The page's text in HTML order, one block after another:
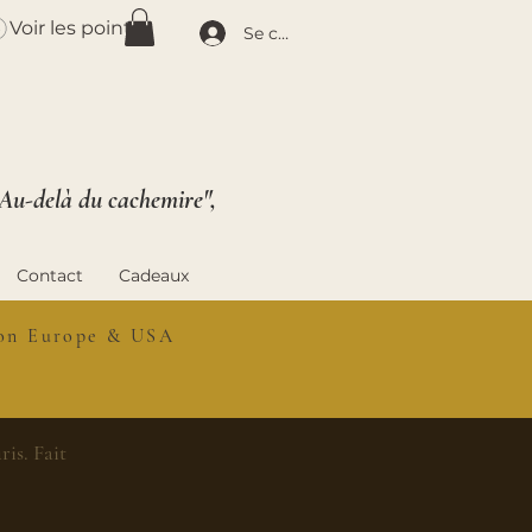
Voir les points
delà du cachemire",
Contact Cadeaux
Se connecter
Europe & USA
Fait